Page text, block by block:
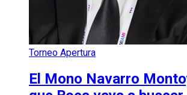
Torneo Apertura
El Mono Navarro